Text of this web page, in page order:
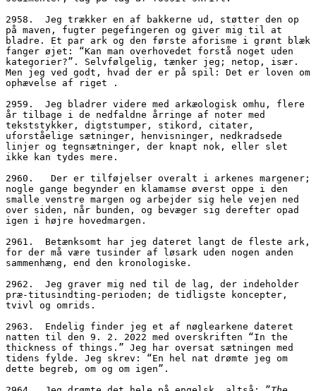
2958.  Jeg trækker en af bakkerne ud, støtter den op
på maven, fugter pegefingeren og giver mig til at
bladre. Et par ark og den første aforisme i grønt blæk
fanger øjet: “Kan man overhovedet forstå noget uden
kategorier?”. Selvfølgelig, tænker jeg; netop, især.
Men jeg ved godt, hvad der er på spil: Det er loven om
ophævelse af riget .
2959.  Jeg bladrer videre med arkæologisk omhu, flere
år tilbage i de nedfaldne årringe af noter med
tekststykker, digtstumper, stikord, citater,
uforståelige sætninger, henvisninger, nedkradsede
linjer og tegnsætninger, der knapt nok, eller slet
ikke kan tydes mere.
2960.	Der er tilføjelser overalt i arkenes margener;
nogle gange begynder en klamamse øverst oppe i den
smalle venstre margen og arbejder sig hele vejen ned
over siden, når bunden, og bevæger sig derefter opad
igen i højre hovedmargen.
2961.  Betænksomt har jeg dateret langt de fleste ark,
for der må være tusinder af løsark uden nogen anden
sammenhæng, end den kronologiske.
2962.  Jeg graver mig ned til de lag, der indeholder
præ-titusindting-perioden; de tidligste koncepter,
tvivl og omrids.
2963.  Endelig finder jeg et af nøglearkene dateret
natten til den 9. 2. 2022 med overskriften “In the
thickness of things.” Jeg har oversat sætningen med
tidens fylde. Jeg skrev: “En hel nat drømte jeg om
dette begreb, om og om igen”.